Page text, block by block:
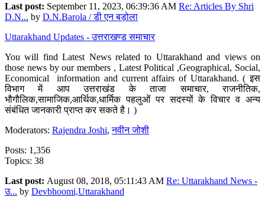
Last post: September 11, 2023, 06:39:36 AM Re: Articles By Shri
D.N... by D.N.Barola / डी एन बड़ोला
Uttarakhand Updates - उत्तराखण्ड समाचार
You will find Latest News related to Uttarakhand and views on
those news by our members , Latest Political ,Geographical, Social,
Economical information and current affairs of Uttarakhand. ( इस
विभाग में आप उत्तराखंड के ताजा समाचार, राजनीतिक,
भौगौलिक,सामाजिक,आर्थिक,धार्मिक पहलुओं पर सदस्यों के विचार व अन्य
संबंधित जानकारी प्राप्त कर सकते है। )
Moderators: Rajendra Joshi,नवीन जोशी
Posts: 1,356
Topics: 38
Last post: August 08, 2018, 05:11:43 AM Re: Uttarakhand News -
उ... by Devbhoomi,Uttarakhand